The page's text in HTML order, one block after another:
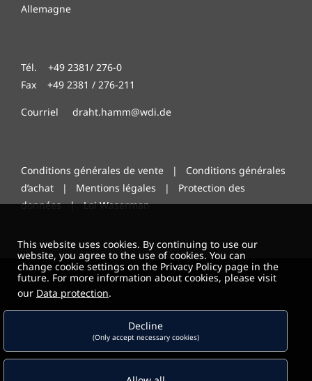
Allemagne
Tél. +49 2381/ 276-0
Fax +49 2381 / 276-211
Courriel draht.hamm@wdi.de
Conditions générales de vente | Conditions générales
d’achat
| Mentions légales | Protection des
données|Loi Waserman
This website uses cookies. By continuing to use our
website, you agree to the use of cookies. You can
change cookie settings on the Privacy Policy page in the
future. For more information about cookies, please visit
our Data protection.
Decline
(Only accept necessary cookies)